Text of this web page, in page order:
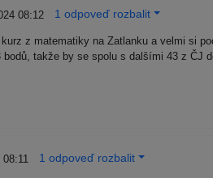
08:12 1 odpoveď rozbalit
z matematiky na Zatlanku a velmi si
takže by se spolu s dalšími 43 z ČJ
1 odpoveď rozbalit